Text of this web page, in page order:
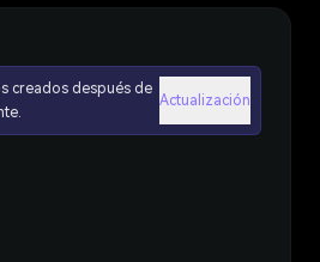
creados después de
Actualización